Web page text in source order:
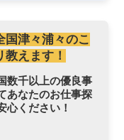
国津々浦々のこ
えます！
数千以上の優良事
あなたのお仕事探
心ください！